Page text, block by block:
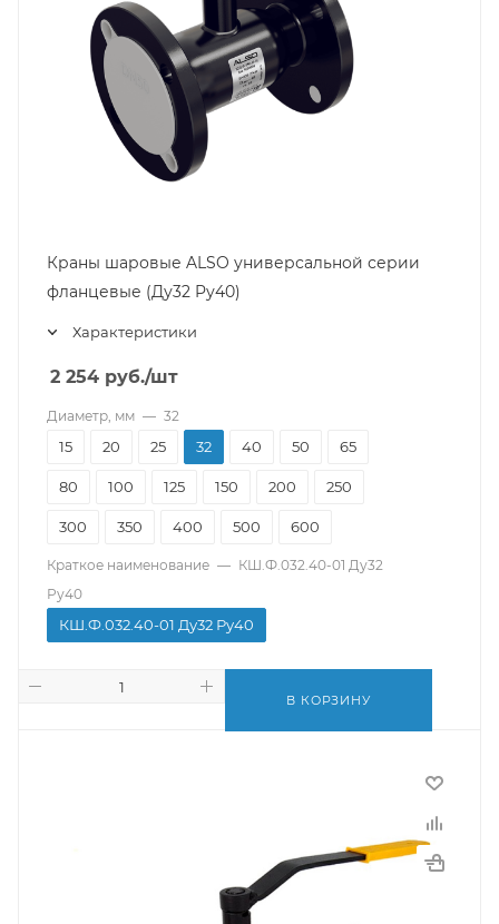
Краны шаровые ALSO универсальной серии
фланцевые (Ду32 Pу40)
Характеристики
2 254 руб./шт
Диаметр, мм — 32
15 20 25 32 40 50 65
80 100 125 150 200 250
300 350 400 500 600
Краткое наименование — КШ.Ф.032.40-01 Ду32
Ру40
КШ.Ф.032.40-01 Ду32 Ру40
В КОРЗИНУ